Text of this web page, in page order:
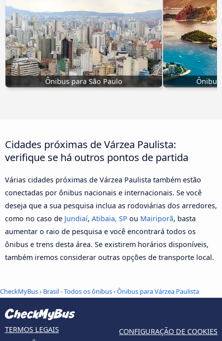
Ônibus para São Paulo
Cidades próximas de Várzea Paulista:
verifique se há outros pontos de partida
Várias cidades próximas de Várzea Paulista também estão
conectadas por ônibus nacionais e internacionais. Se você
deseja que a sua pesquisa inclua as rodoviárias dos arredores,
como no caso de Jundiaí, Atibaia, SP ou Mairiporã, basta
aumentar o raio de pesquisa e você encontrará todos os
ônibus e trens desta área. Se existirem horários disponíveis,
também iremos considerar outras opções de transporte local.
CheckMyBus› Brasil - Todos os ônibus› Ônibus para Várzea Paulista
TERMOS LEGAIS
CONFIGURAÇÃO DE COOKIES